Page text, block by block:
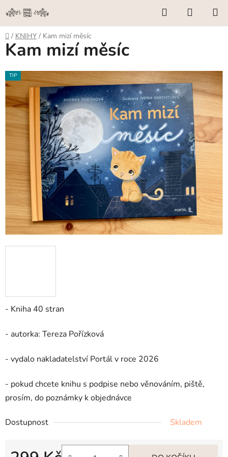
Přejít
na
obsah
Hledat
KOŠÍK
Domů
/ KNIHY / Kam mizí měsíc
- Kniha 40 stran
- autorka: Tereza Pořízková
- vydalo nakladatelství Portál v roce 2026
- pokud chcete knihu s podpise nebo věnováním, piště,
prosím, do poznámky k objednávce
Dostupnost Skladem
Kam mizí měsíc
TIP